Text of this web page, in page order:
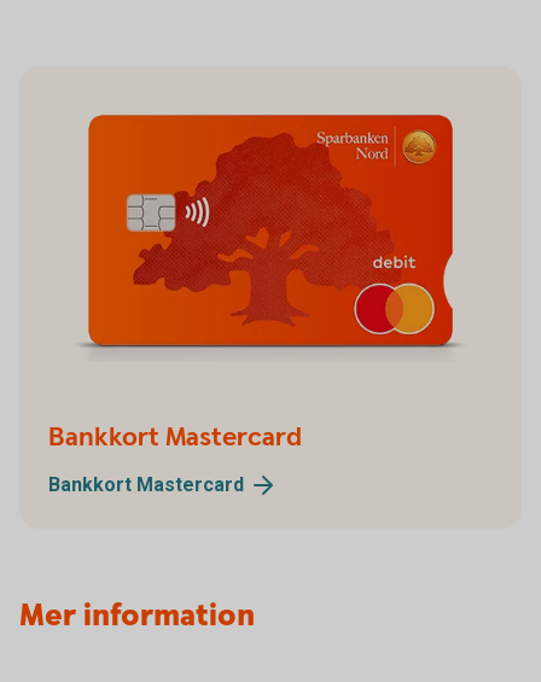
Bankkort Mastercard
Bankkort Mastercard
Mer information